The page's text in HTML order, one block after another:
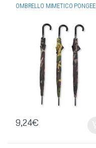
OMBRELLI
OMBRELLO MIMETICO PONGEE
9,24€